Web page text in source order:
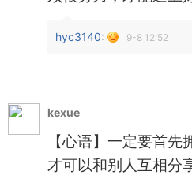
hyc3140: 9-8 12:52
kexue
【心语】一定要首
才可以和别人互相分